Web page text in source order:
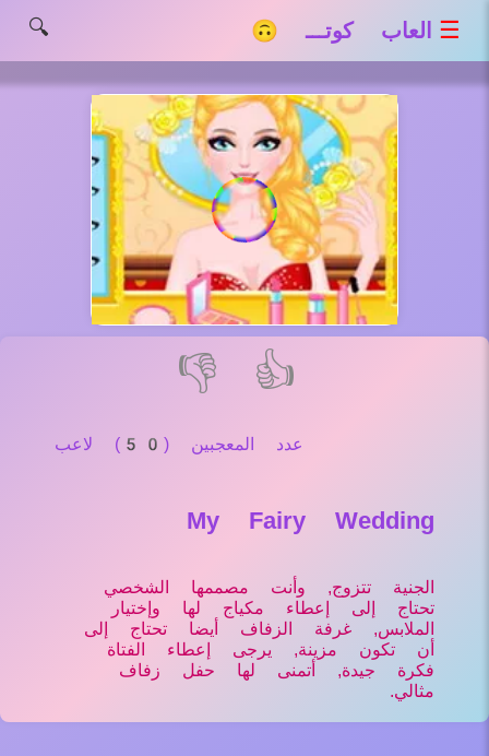
☰ العاب كوتـــ 🙃 🔍
👍
👎
عدد المعجبين (50) لاعب
My Fairy Wedding
الجنية تتزوج, وأنت مصممها الشخصي
تحتاج إلى إعطاء مكياج لها وإختيار
الملابس, غرفة الزفاف أيضا تحتاج إلى
أن تكون مزينة, يرجى إعطاء الفتاة
فكرة جيدة, أتمنى لها حفل زفاف
مثالي.